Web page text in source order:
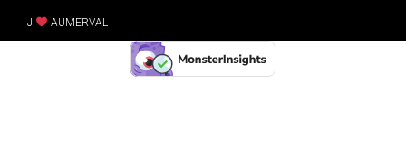
J' AUMERVAL